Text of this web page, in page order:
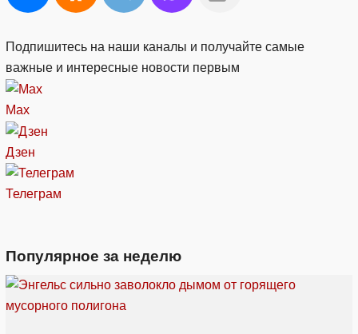
Подпишитесь на наши каналы и получайте самые
важные и интересные новости первым
Max
Дзен
Телеграм
Популярное за неделю